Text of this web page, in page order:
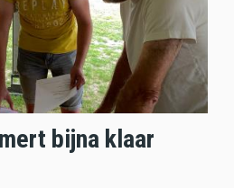
bijna klaar